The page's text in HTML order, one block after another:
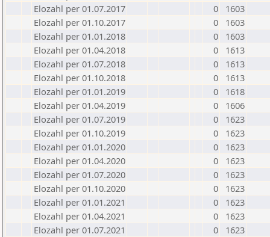
Elozahl per 01.07.2017
0
1603
Elozahl per 01.10.2017
0
1603
Elozahl per 01.01.2018
0
1603
Elozahl per 01.04.2018
0
1613
Elozahl per 01.07.2018
0
1613
Elozahl per 01.10.2018
0
1613
Elozahl per 01.01.2019
0
1618
Elozahl per 01.04.2019
0
1606
Elozahl per 01.07.2019
0
1623
Elozahl per 01.10.2019
0
1623
Elozahl per 01.01.2020
0
1623
Elozahl per 01.04.2020
0
1623
Elozahl per 01.07.2020
0
1623
Elozahl per 01.10.2020
0
1623
Elozahl per 01.01.2021
0
1623
Elozahl per 01.04.2021
0
1623
Elozahl per 01.07.2021
0
1623